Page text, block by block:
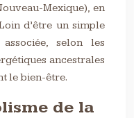
Mexique), en
d’être un simple
selon les
ancestrales
le bien-être.
de la